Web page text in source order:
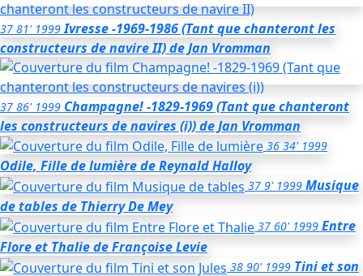
37 81' 1999 Ivresse -1969-1986 (Tant que chanteront les
constructeurs de navire II)de Jan Vromman
37 86' 1999 Champagne! -1829-1969 (Tant que chanteront
les constructeurs de navires (i))de Jan Vromman
36 34' 1999
Odile, Fille de lumièrede Reynald Halloy
37 9' 1999 Musique
de tables de Thierry De Mey
37 60' 1999 Entre
Flore et Thaliede Françoise Levie
38 90' 1999 Tini et son